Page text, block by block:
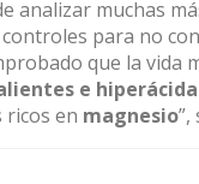
analizar muchas
para no
que la vida
e
ricos en magnesio